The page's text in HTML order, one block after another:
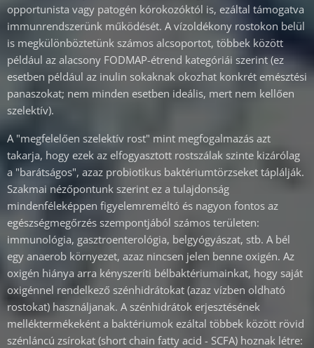
opportunista vagy patogén kórokozóktól is, ezáltal támogatva
immunrendszerünk működését. A vízoldékony rostokon belül
is megkülönböztetünk számos alcsoportot, többek között
például az alacsony FODMAP-étrend kategóriái szerint (ez
esetben például az inulin sokaknak okozhat konkrét emésztési
panaszokat; nem minden esetben ideális, mert nem kellően
szelektív).
A "megfelelően szelektív rost" mint megfogalmazás azt
takarja, hogy ezek az elfogyasztott rostszálak szinte kizárólag
a "barátságos", azaz probiotikus baktériumtörzseket táplálják.
Szakmai nézőpontunk szerint ez a tulajdonság
mindenféleképpen figyelemreméltó és nagyon fontos az
egészségmegőrzés szempontjából számos területen:
immunológia, gasztroenterológia, belgyógyászat, stb. A bél
egy anaerob környezet, azaz nincsen jelen benne oxigén. Az
oxigén hiánya arra kényszeríti bélbaktériumainkat, hogy saját
oxigénnel rendelkező szénhidrátokat (azaz vízben oldható
rostokat) használjanak. A szénhidrátok erjesztésének
melléktermékeként a baktériumok ezáltal többek között rövid
szénláncú zsírokat (short chain fatty acid - SCFA) hoznak létre: